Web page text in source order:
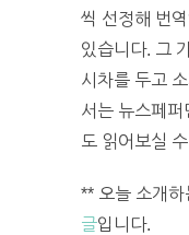
씩 선정해 번
있습니다. 그
시차를 두고
서는 뉴스페퍼
도 읽어보실
** 오늘 소개하
글입니다.